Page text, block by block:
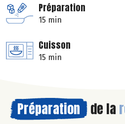
Préparation
15 min
Cuisson
15 min
Préparation de la